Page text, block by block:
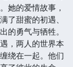
她的爱情故事，
了甜蜜的初遇、
的勇气与牺牲。
，两人的世界本
绕在一起。他们